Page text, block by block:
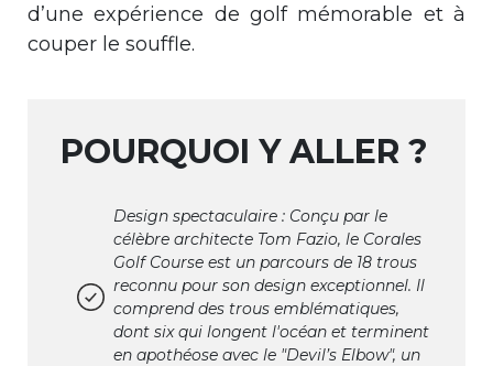
d’une expérience de golf mémorable et à
couper le souffle.
POURQUOI Y ALLER ?
Design spectaculaire : Conçu par le
célèbre architecte Tom Fazio, le Corales
Golf Course est un parcours de 18 trous
reconnu pour son design exceptionnel. Il
comprend des trous emblématiques,
dont six qui longent l'océan et terminent
en apothéose avec le "Devil’s Elbow", un